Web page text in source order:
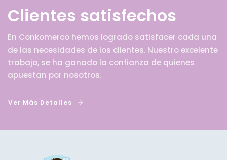
Clientes satisfechos
En Conkomerco hemos logrado satisfacer cada una
de las necesidades de los clientes. Nuestro excelente
trabajo, se ha ganado la confianza de quienes
apuestan por nosotros.
Ver Más Detalles